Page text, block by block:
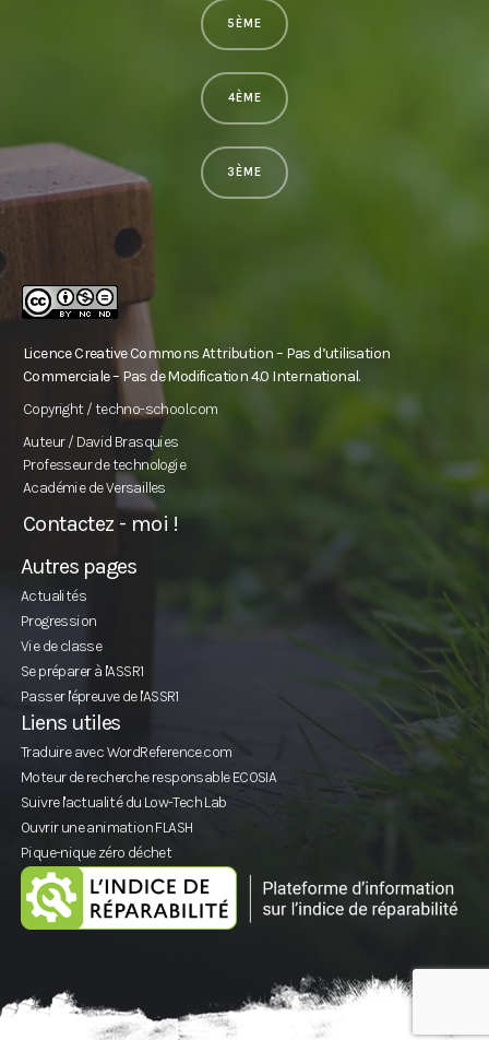
5ÈME
4ÈME
3ÈME
Licence Creative Commons Attribution – Pas d’utilisation
Commerciale – Pas de Modification 4.0 International.
Copyright / techno-school.com
Auteur / David Brasquies
Professeur de technologie
Académie de Versailles
Contactez - moi !
Autres pages
Actualités
Progression
Vie de classe
Se préparer à l'ASSR1
Passer l'épreuve de l'ASSR1
Liens utiles
Traduire avec WordReference.com
Moteur de recherche responsable ECOSIA
Suivre l'actualité du Low-Tech Lab
Ouvrir une animation FLASH
Pique-nique zéro déchet